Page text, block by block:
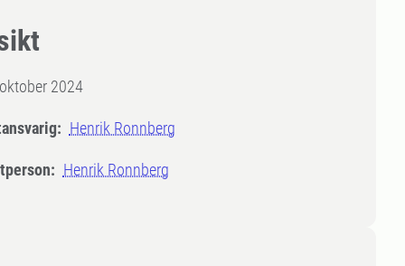
oktober 2024
Henrik Ronnberg
Henrik Ronnberg